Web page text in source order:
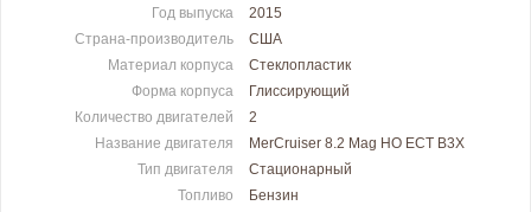
Год выпуска
2015
Страна-производитель
США
Материал корпуса
Стеклопластик
Форма корпуса
Глиссирующий
Количество двигателей
2
Название двигателя
MerCruiser 8.2 Mag HO ECT B3X
Тип двигателя
Стационарный
Топливо
Бензин